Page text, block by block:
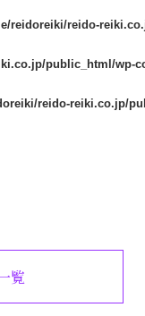
reidoreiki/reido-
public_html/wp-
reido-reiki.co.jp/
覧